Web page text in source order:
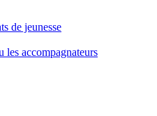
de jeunesse
les accompagnateurs